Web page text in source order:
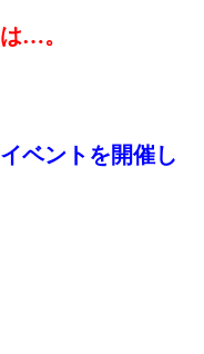
…。
ベントを開催し